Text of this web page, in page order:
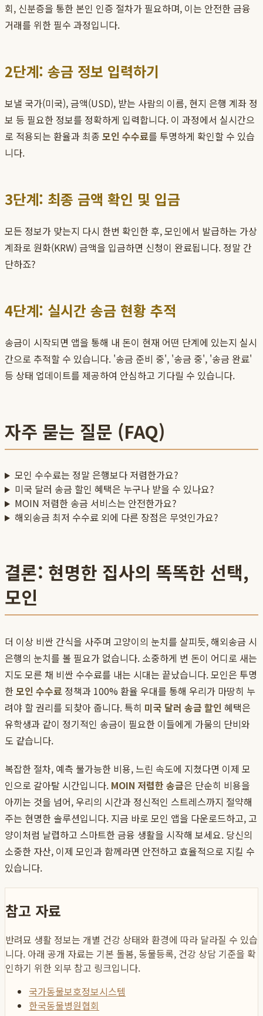
회, 신분증을 통한 본인 인증 절차가 필요하며, 이는 안전한 금융
거래를 위한 필수 과정입니다.
2단계: 송금 정보 입력하기
보낼 국가(미국), 금액(USD), 받는 사람의 이름, 현지 은행 계좌 정
보 등 필요한 정보를 정확하게 입력합니다. 이 과정에서 실시간으
로 적용되는 환율과 최종 모인 수수료를 투명하게 확인할 수 있습
니다.
3단계: 최종 금액 확인 및 입금
모든 정보가 맞는지 다시 한번 확인한 후, 모인에서 발급하는 가상
계좌로 원화(KRW) 금액을 입금하면 신청이 완료됩니다. 정말 간
단하죠?
4단계: 실시간 송금 현황 추적
송금이 시작되면 앱을 통해 내 돈이 현재 어떤 단계에 있는지 실시
간으로 추적할 수 있습니다. '송금 준비 중', '송금 중', '송금 완료'
등 상태 업데이트를 제공하여 안심하고 기다릴 수 있습니다.
자주 묻는 질문 (FAQ)
모인 수수료는 정말 은행보다 저렴한가요?
미국 달러 송금 할인 혜택은 누구나 받을 수 있나요?
MOIN 저렴한 송금 서비스는 안전한가요?
해외송금 최저 수수료 외에 다른 장점은 무엇인가요?
결론: 현명한 집사의 똑똑한 선택,
모인
더 이상 비싼 간식을 사주며 고양이의 눈치를 살피듯, 해외송금 시
은행의 눈치를 볼 필요가 없습니다. 소중하게 번 돈이 어디로 새는
지도 모른 채 비싼 수수료를 내는 시대는 끝났습니다. 모인은 투명
한모인 수수료 정책과 100% 환율 우대를 통해 우리가 마땅히 누
려야 할 권리를 되찾아 줍니다. 특히 미국 달러 송금 할인 혜택은
유학생과 같이 정기적인 송금이 필요한 이들에게 가뭄의 단비와
도 같습니다.
복잡한 절차, 예측 불가능한 비용, 느린 속도에 지쳤다면 이제 모
인으로 갈아탈 시간입니다. MOIN 저렴한 송금은 단순히 비용을
아끼는 것을 넘어, 우리의 시간과 정신적인 스트레스까지 절약해
주는 현명한 솔루션입니다. 지금 바로 모인 앱을 다운로드하고, 고
양이처럼 날렵하고 스마트한 금융 생활을 시작해 보세요. 당신의
소중한 자산, 이제 모인과 함께라면 안전하고 효율적으로 지킬 수
있습니다.
참고 자료
반려묘 생활 정보는 개별 건강 상태와 환경에 따라 달라질 수 있습
니다. 아래 공개 자료는 기본 돌봄, 동물등록, 건강 상담 기준을 확
인하기 위한 외부 참고 링크입니다.
국가동물보호정보시스템
한국동물병원협회